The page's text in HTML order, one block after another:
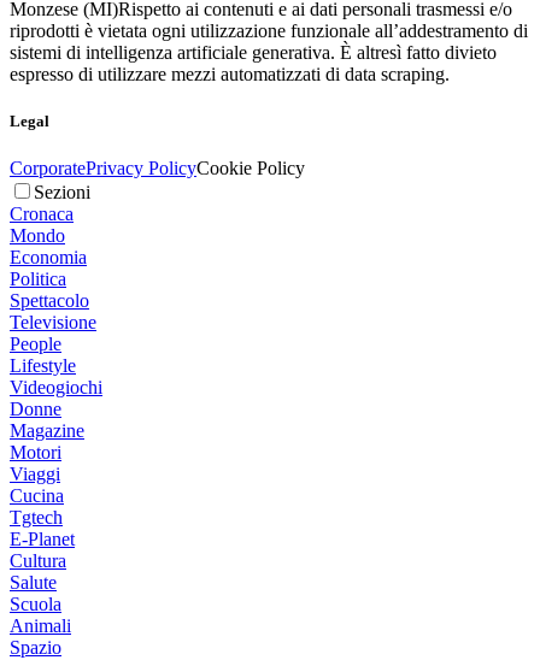
Monzese (MI)Rispetto ai contenuti e ai dati personali trasmessi e/o
riprodotti è vietata ogni utilizzazione funzionale all’addestramento di
sistemi di intelligenza artificiale generativa. È altresì fatto divieto
espresso di utilizzare mezzi automatizzati di data scraping.
Legal
CorporatePrivacy PolicyCookie Policy
Sezioni
Cronaca
Mondo
Economia
Politica
Spettacolo
Televisione
People
Lifestyle
Videogiochi
Donne
Magazine
Motori
Viaggi
Cucina
Tgtech
E-Planet
Cultura
Salute
Scuola
Animali
Spazio